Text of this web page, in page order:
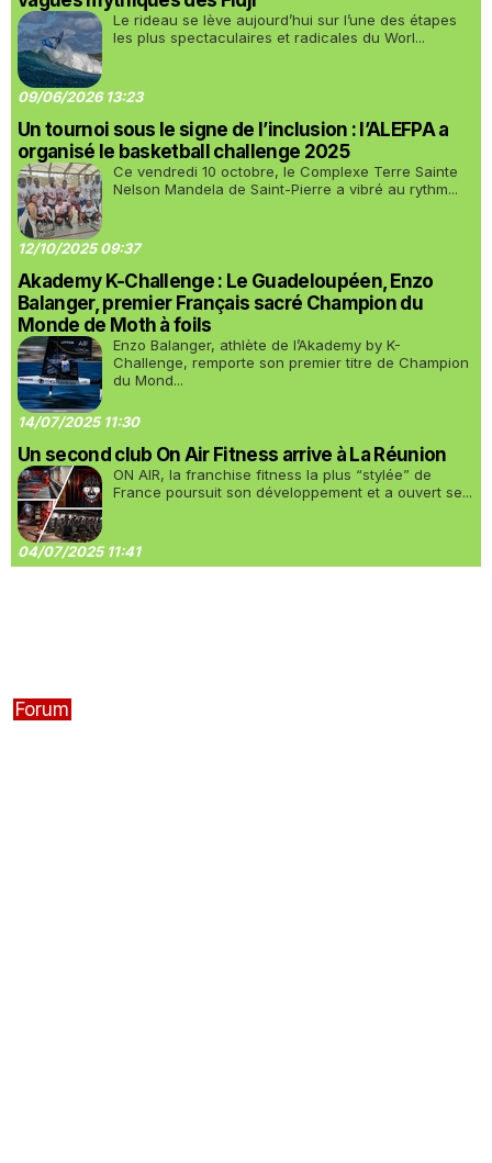
Le rideau se lève aujourd’hui sur l’une des étapes
les plus spectaculaires et radicales du Worl...
09/06/2026 13:23
Un tournoi sous le signe de l’inclusion : l’ALEFPA a
organisé le basketball challenge 2025
Ce vendredi 10 octobre, le Complexe Terre Sainte
Nelson Mandela de Saint-Pierre a vibré au rythm...
12/10/2025 09:37
Akademy K-Challenge : Le Guadeloupéen, Enzo
Balanger, premier Français sacré Champion du
Monde de Moth à foils
Enzo Balanger, athlète de l’Akademy by K-
Challenge, remporte son premier titre de Champion
du Mond...
14/07/2025 11:30
Un second club On Air Fitness arrive à La Réunion
ON AIR, la franchise fitness la plus “stylée” de
France poursuit son développement et a ouvert se...
04/07/2025 11:41
Forum